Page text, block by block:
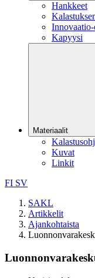
Hankkeet
Kapyysi
Materiaalit
Kuvat
Linkit
FI SV
SAKL
Artikkelit
Ajankohtaista